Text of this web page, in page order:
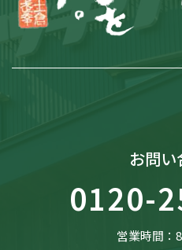
お問い
0120-
営業時間：